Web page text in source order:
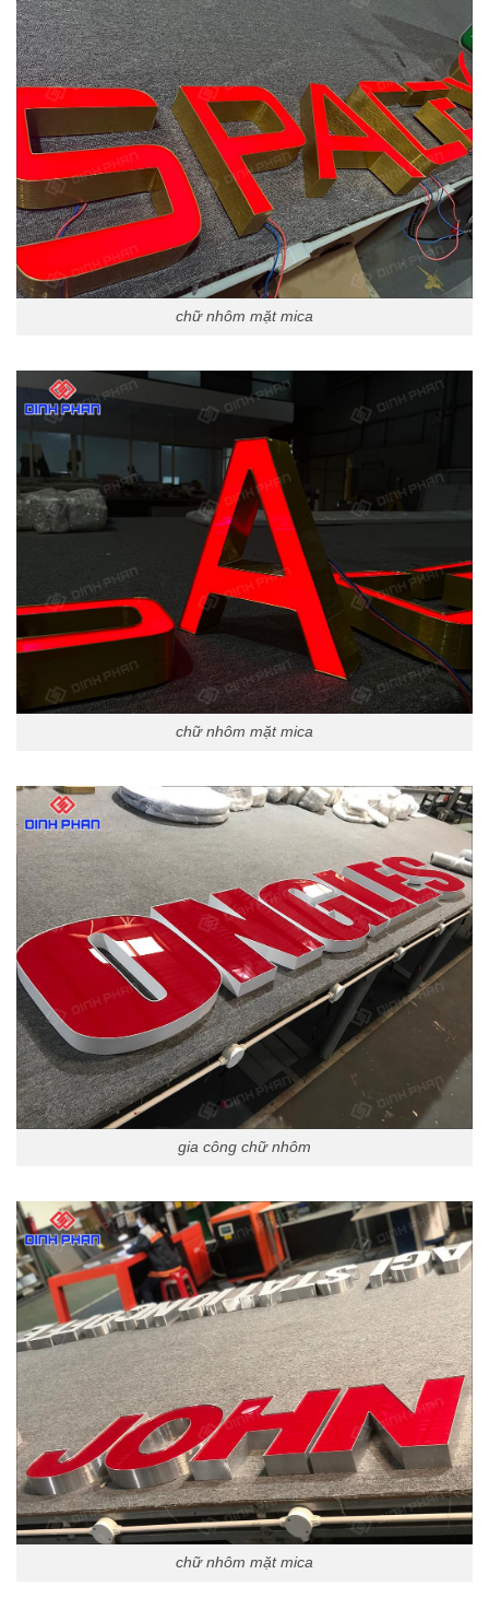
chữ nhôm mặt mica
chữ nhôm mặt mica
gia công chữ nhôm
chữ nhôm mặt mica